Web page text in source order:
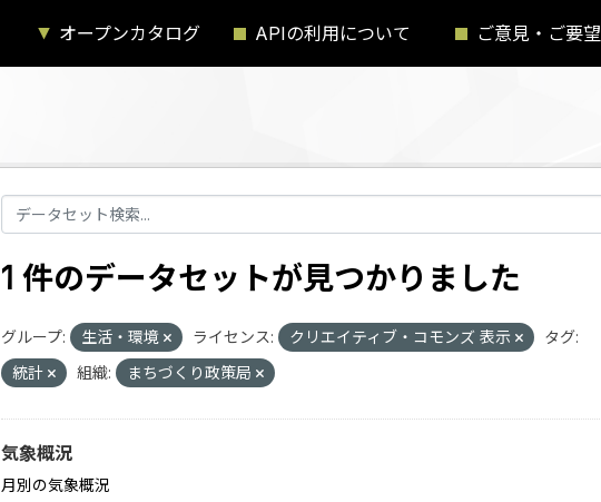
オープンカタログ APIの利用について ご意見・ご要望
1 件のデータセットが見つかりました
グループ: 生活・環境 ライセンス: クリエイティブ・コモンズ 表示
タグ:
統計
組織: まちづくり政策局
気象概況
月別の気象概況